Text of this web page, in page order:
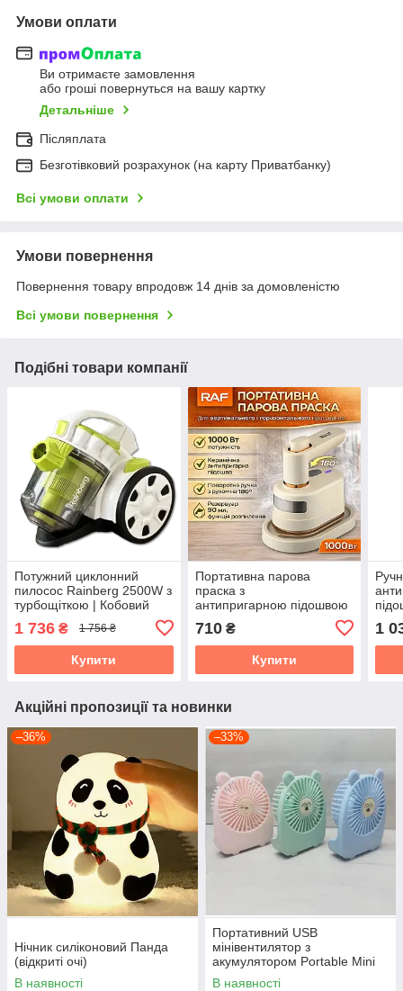
Умови оплати
Ви отримаєте замовлення
або гроші повернуться на вашу картку
Детальніше
Післяплата
Безготівковий розрахунок (на карту Приватбанку)
Всі умови оплати
Умови повернення
Повернення товару впродовж 14 днів за домовленістю
Всі умови повернення
Подібні товари компанії
Потужний циклонний
пилосос Rainberg 2500W з
турбощіткою | Кобовий
1 736 ₴ 1 756 ₴
Купити
Портативна парова
праска з
антипригарною підошвою
180° RAF R.1316 1000W
710₴
Купити
1
Акційні пропозиції та новинки
–36%
Нічник силіконовий Панда
(відкриті очі)
В наявності
–33%
Портативний USB
мінівентилятор з
акумулятором Portable Mini
Fan (настільний)
В наявності